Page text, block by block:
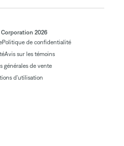
2026
Politique de confidentialité
Avis sur les témoins
générales de vente
d'utilisation